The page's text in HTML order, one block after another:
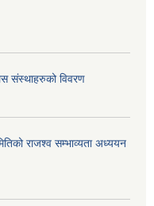
संस्थाहरुको विवरण
राजश्व सम्भाव्यता अध्ययन